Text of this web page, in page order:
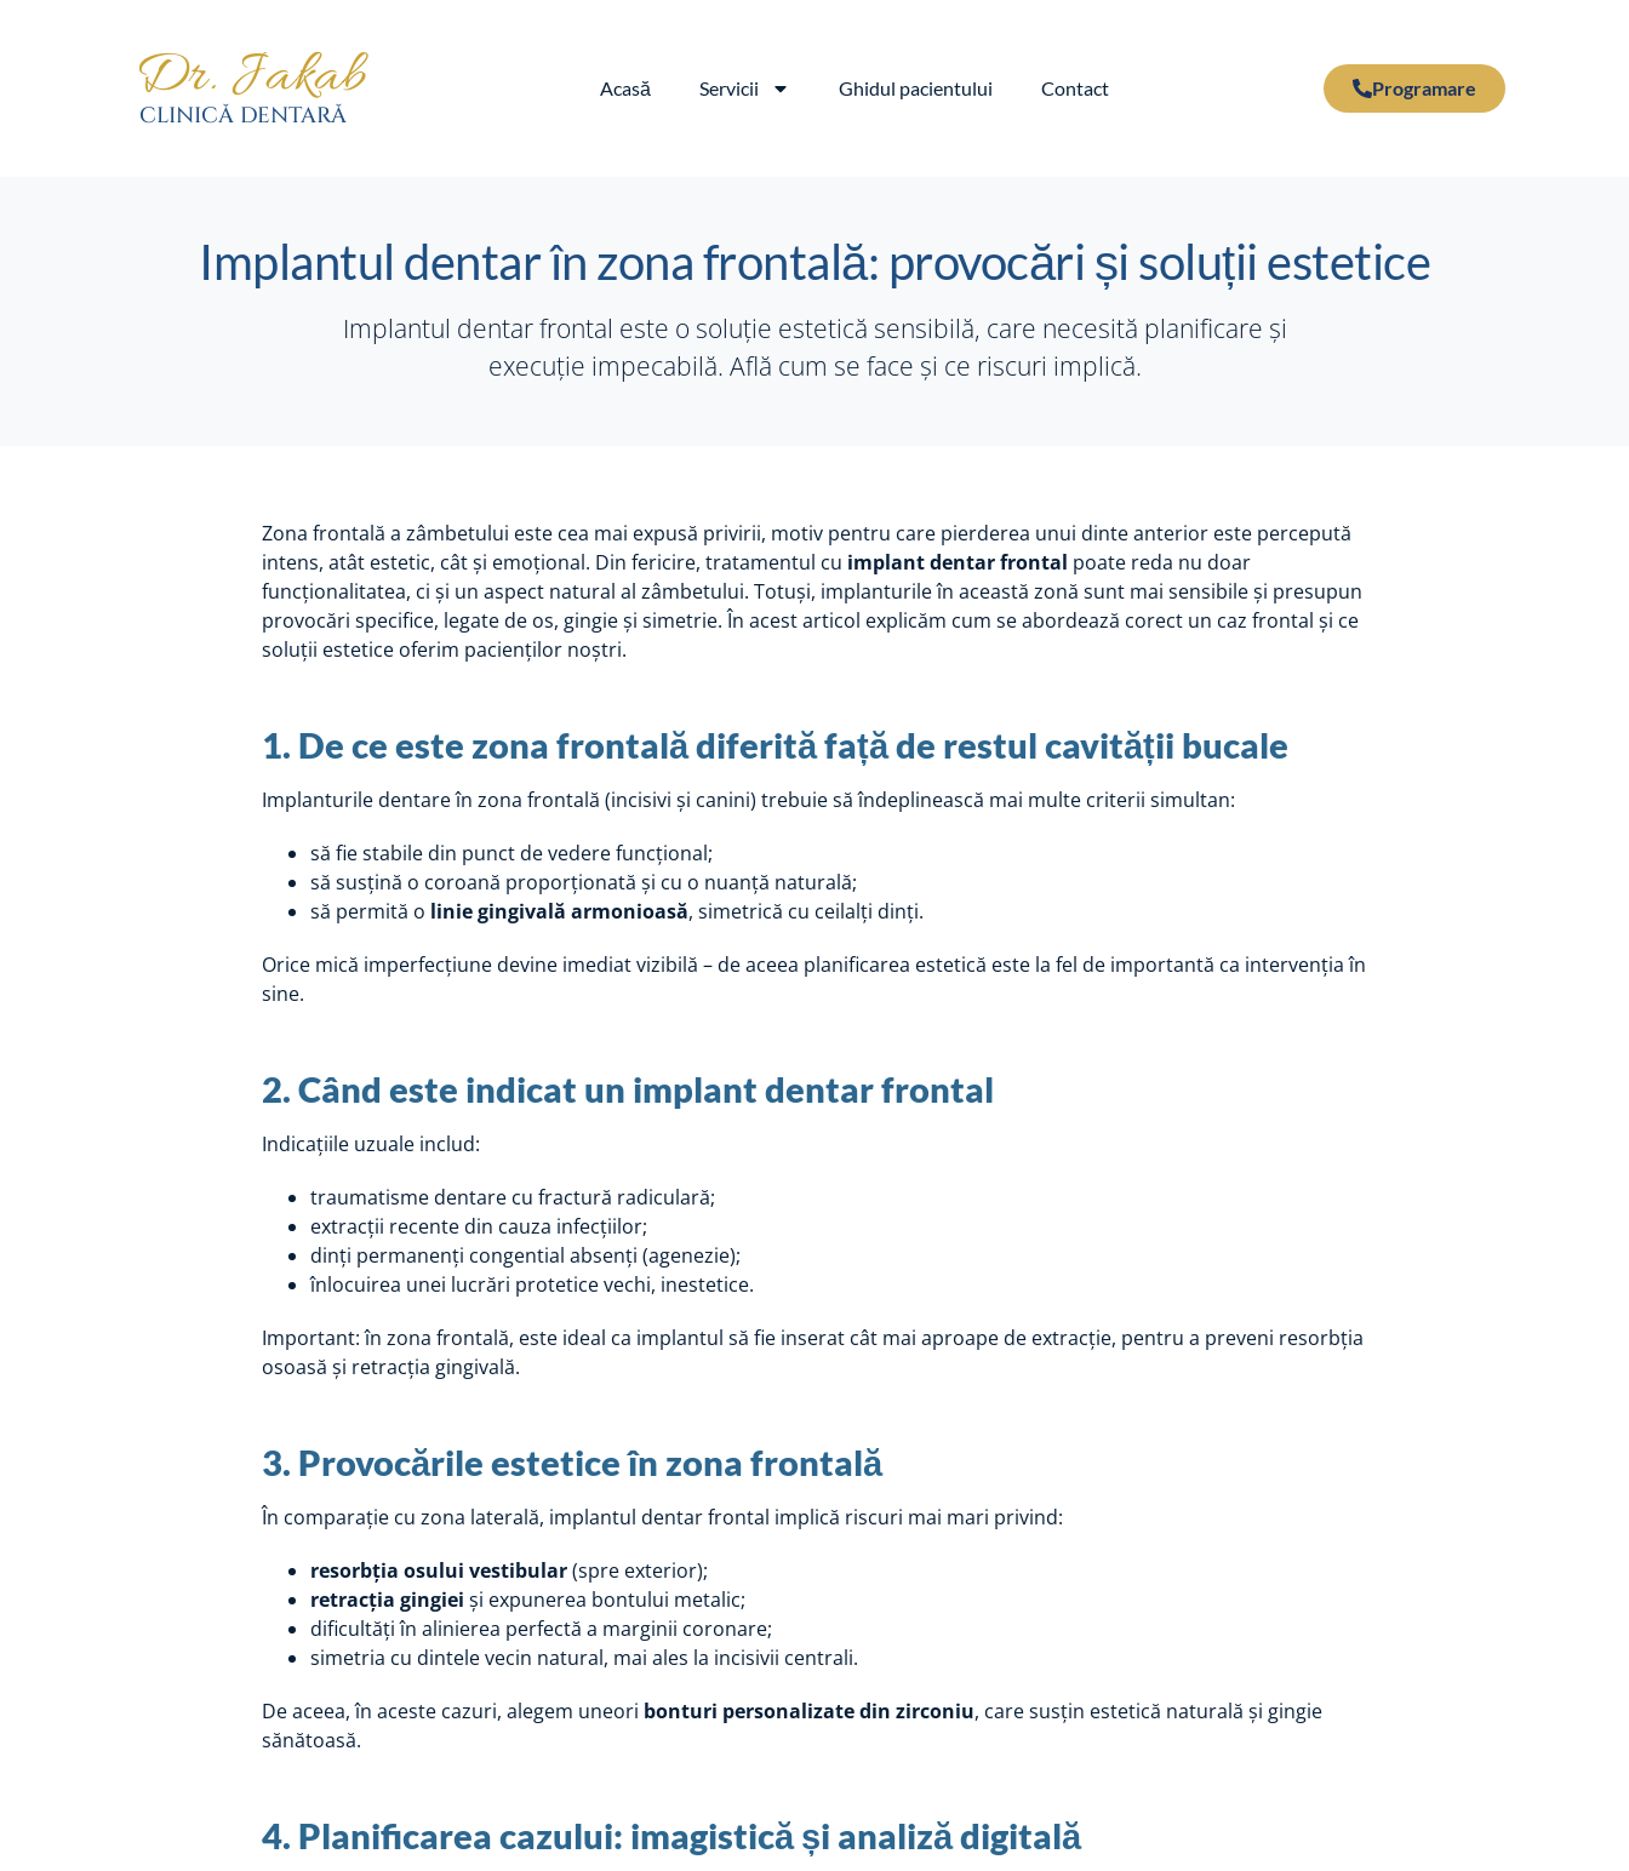
Acasă Servicii Ghidul pacientului Contact Programare
Implantul dentar în zona frontală: provocări și soluții estetice
Implantul dentar frontal este o soluție estetică sensibilă, care necesită planificare și
execuție impecabilă. Află cum se face și ce riscuri implică.
Zona frontală a zâmbetului este cea mai expusă privirii, motiv pentru care pierderea unui dinte anterior este percepută
intens, atât estetic, cât și emoțional. Din fericire, tratamentul cu implant dentar frontal poate reda nu doar
funcționalitatea, ci și un aspect natural al zâmbetului. Totuși, implanturile în această zonă sunt mai sensibile și presupun
provocări specifice, legate de os, gingie și simetrie. În acest articol explicăm cum se abordează corect un caz frontal și ce
soluții estetice oferim pacienților noștri.
1. De ce este zona frontală diferită față de restul cavității bucale
Implanturile dentare în zona frontală (incisivi și canini) trebuie să îndeplinească mai multe criterii simultan:
să fie stabile din punct de vedere funcțional;
să susțină o coroană proporționată și cu o nuanță naturală;
să permită o linie gingivală armonioasă, simetrică cu ceilalți dinți.
Orice mică imperfecțiune devine imediat vizibilă – de aceea planificarea estetică este la fel de importantă ca intervenția în
sine.
2. Când este indicat un implant dentar frontal
Indicațiile uzuale includ:
traumatisme dentare cu fractură radiculară;
extracții recente din cauza infecțiilor;
dinți permanenți congential absenți (agenezie);
înlocuirea unei lucrări protetice vechi, inestetice.
Important: în zona frontală, este ideal ca implantul să fie inserat cât mai aproape de extracție, pentru a preveni resorbția
osoasă și retracția gingivală.
3. Provocările estetice în zona frontală
În comparație cu zona laterală, implantul dentar frontal implică riscuri mai mari privind:
resorbția osului vestibular(spre exterior);
retracția gingiei și expunerea bontului metalic;
dificultăți în alinierea perfectă a marginii coronare;
simetria cu dintele vecin natural, mai ales la incisivii centrali.
De aceea, în aceste cazuri, alegem uneori bonturi personalizate din zirconiu, care susțin estetică naturală și gingie
sănătoasă.
4. Planificarea cazului: imagistică și analiză digitală